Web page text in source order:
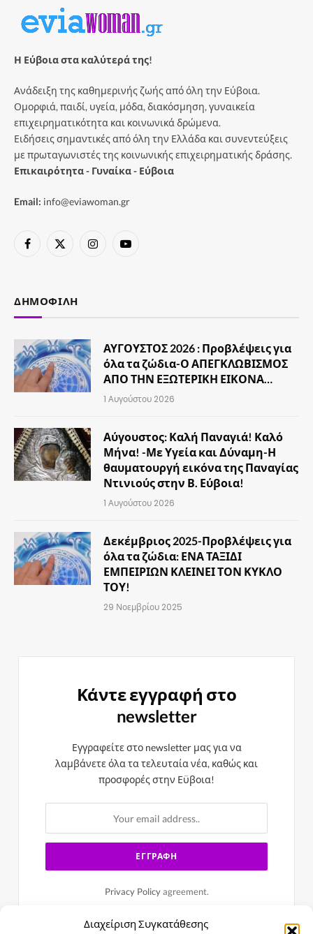
Διαχείριση Συγκατάθεσης
Η Εύβοια στα καλύτερά της!
Ανάδειξη της καθημερινής ζωής από όλη την Εύβοια.
Ομορφιά, παιδί, υγεία, μόδα, διακόσμηση, γυναικεία
επιχειρηματικότητα και κοινωνικά δρώμενα.
Ειδήσεις σημαντικές από όλη την Ελλάδα και συνεντεύξεις
με πρωταγωνιστές της κοινωνικής επιχειρηματικής δράσης.
Επικαιρότητα - Γυναίκα - Εύβοια
Email: info@eviawoman.gr
Facebook
X
InstagramYouTube
ΔΗΜΟΦΙΛΉ
ΑΥΓΟΥΣΤΟΣ 2026 : Προβλέψεις για
όλα τα ζώδια-Ο ΑΠΕΓΚΛΩΒΙΣΜΟΣ
ΑΠΟ ΤΗΝ ΕΞΩΤΕΡΙΚΗ ΕΙΚΟΝΑ…
1 Αυγούστου 2026
Αύγουστος: Καλή Παναγιά! Καλό
Μήνα! -Με Υγεία και Δύναμη-Η
θαυματουργή εικόνα της Παναγίας
Ντινιούς στην Β. Εύβοια!
1 Αυγούστου 2026
Δεκέμβριος 2025-Προβλέψεις για
όλα τα ζώδια: ΕΝΑ ΤΑΞΙΔΙ
ΕΜΠΕΙΡΙΩΝ ΚΛΕΙΝΕΙ ΤΟΝ ΚΥΚΛΟ
ΤΟΥ!
29 Νοεμβρίου 2025
Κάντε εγγραφή στο
newsletter
Εγγραφείτε στο newsletter μας για να
λαμβάνετε όλα τα τελευταία νέα, καθώς και
προσφορές στην Εϋβοια!
Privacy Policyagreement.